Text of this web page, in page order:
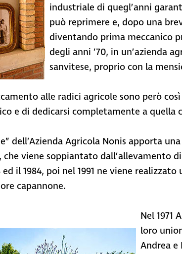
industriale di quegl’anni
può reprimere e, dopo una
diventando prima meccanico
degli anni ’70, in un’azienda
sanvitese, proprio con la
alle radici agricole sono però
e di dedicarsi completamente a
dell’Azienda Agricola Nonis apporta
viene soppiantato dall’allevamento
ed il 1984, poi nel 1991 ne viene
capannone.
Nel 1971
loro
Andrea